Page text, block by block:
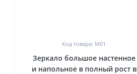
Код товара: М01
Зеркало большое настенное
и напольное в полный рост в